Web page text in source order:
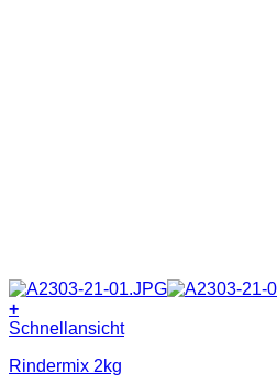
+
Schnellansicht
Rindermix 2kg